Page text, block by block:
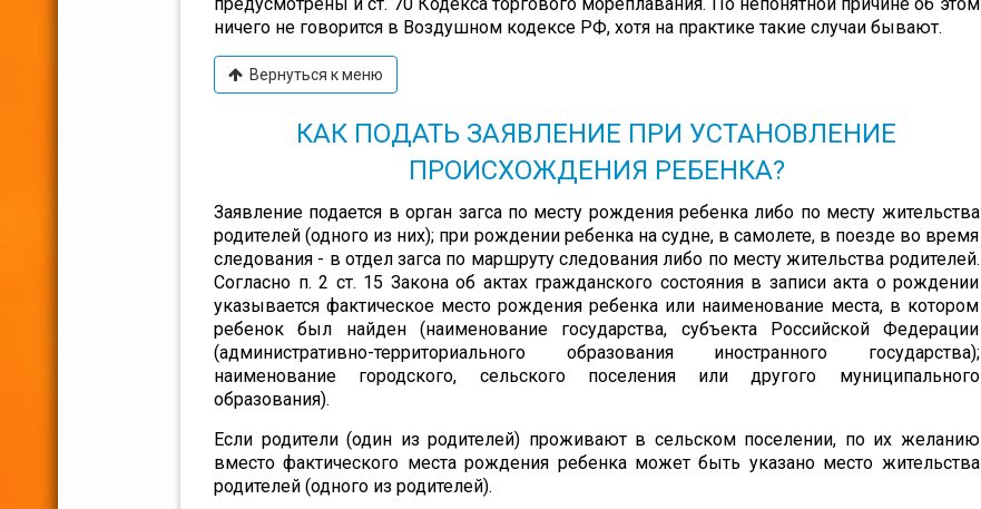
ничего не говорится в Воздушном кодексе РФ, хотя на практике такие случаи бывают.
Вернуться к меню
КАК ПОДАТЬ ЗАЯВЛЕНИЕ ПРИ УСТАНОВЛЕНИЕ
ПРОИСХОЖДЕНИЯ РЕБЕНКА?
Заявление подается в орган загса по месту рождения ребенка либо по месту жительства
родителей (одного из них); при рождении ребенка на судне, в самолете, в поезде во время
следования - в отдел загса по маршруту следования либо по месту жительства родителей.
Согласно п. 2 ст. 15 Закона об актах гражданского состояния в записи акта о рождении
указывается фактическое место рождения ребенка или наименование места, в котором
ребенок был найден (наименование государства, субъекта Российской Федерации
(административно-территориального образования иностранного государства);
наименование городского, сельского поселения или другого муниципального
образования).
Если родители (один из родителей) проживают в сельском поселении, по их желанию
вместо фактического места рождения ребенка может быть указано место жительства
родителей (одного из родителей).